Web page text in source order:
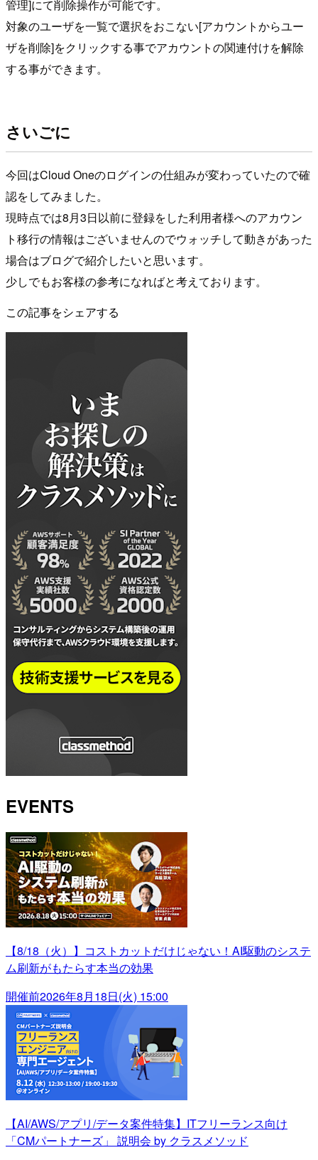
管理]にて削除操作が可能です。
対象のユーザを一覧で選択をおこない[アカウントからユー
ザを削除]をクリックする事でアカウントの関連付けを解除
する事ができます。
さいごに
今回はCloud Oneのログインの仕組みが変わっていたので確
認をしてみました。
現時点では8月3日以前に登録をした利用者様へのアカウン
ト移行の情報はございませんのでウォッチして動きがあった
場合はブログで紹介したいと思います。
少しでもお客様の参考になればと考えております。
この記事をシェアする
EVENTS
【8/18（火）】コストカットだけじゃない！AI駆動のシステ
ム刷新がもたらす本当の効果
開催前2026年8月18日(火) 15:00
【AI/AWS/アプリ/データ案件特集】ITフリーランス向け
「CMパートナーズ」 説明会 by クラスメソッド